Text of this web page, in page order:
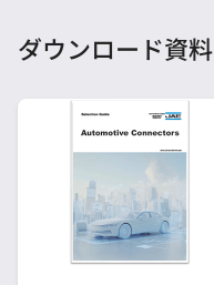
ダウンロード資料